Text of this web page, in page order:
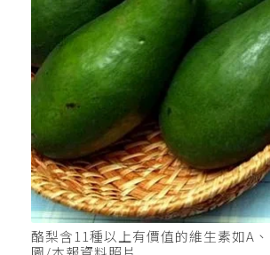
酪梨含11種以上有價值的維生素如A